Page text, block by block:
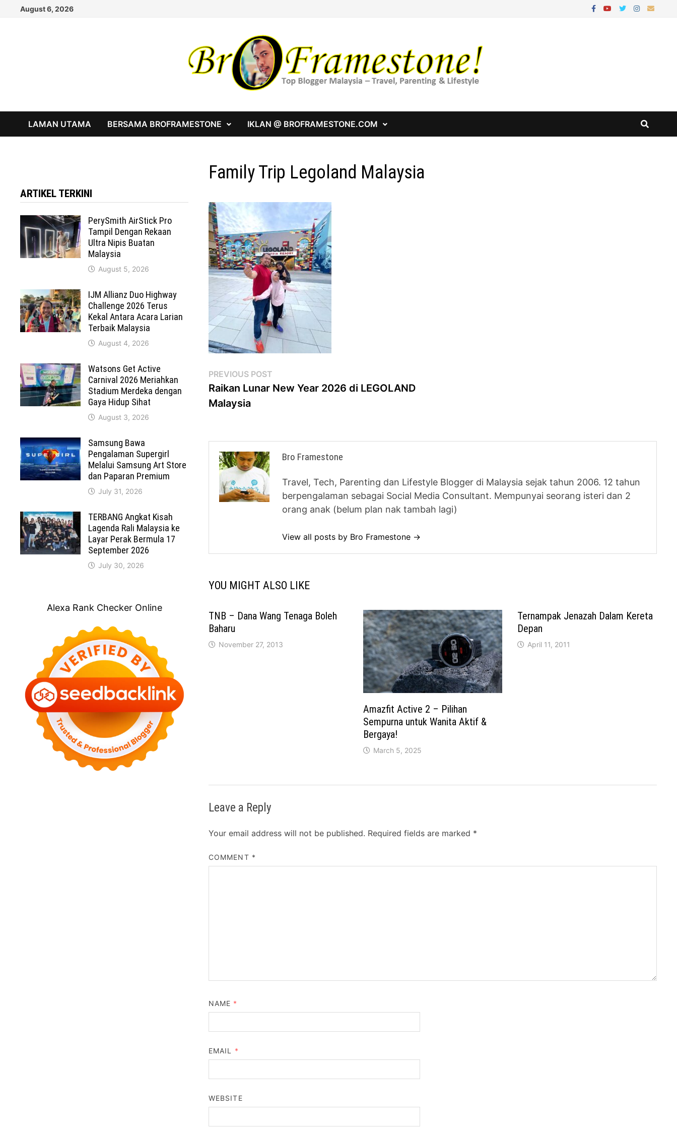
August 6, 2026
LAMAN UTAMA BERSAMA BROFRAMESTONE IKLAN @ BROFRAMESTONE.COM
Family Trip Legoland Malaysia
Post
navigation
PREVIOUS POST
post:
Raikan Lunar New Year 2026 di LEGOLAND
Malaysia
Bro Framestone
Travel, Tech, Parenting dan Lifestyle Blogger di Malaysia sejak tahun 2006. 12 tahun
berpengalaman sebagai Social Media Consultant. Mempunyai seorang isteri dan 2
orang anak (belum plan nak tambah lagi)
View all posts by Bro Framestone →
YOU MIGHT ALSO LIKE
TNB – Dana Wang Tenaga Boleh
Baharu
November 27, 2013
Amazfit Active 2 – Pilihan
Sempurna untuk Wanita Aktif &
Bergaya!
March 5, 2025
Ternampak Jenazah Dalam Kereta
Depan
April 11, 2011
Leave a Reply
Your email address will not be published. Required fields are marked *
COMMENT *
NAME *
EMAIL *
WEBSITE
ARTIKEL TERKINI
PerySmith AirStick Pro
Tampil Dengan Rekaan
Ultra Nipis Buatan
Malaysia
August 5, 2026
IJM Allianz Duo Highway
Challenge 2026 Terus
Kekal Antara Acara Larian
Terbaik Malaysia
August 4, 2026
Watsons Get Active
Carnival 2026 Meriahkan
Stadium Merdeka dengan
Gaya Hidup Sihat
August 3, 2026
Samsung Bawa
Pengalaman Supergirl
Melalui Samsung Art Store
dan Paparan Premium
July 31, 2026
TERBANG Angkat Kisah
Lagenda Rali Malaysia ke
Layar Perak Bermula 17
September 2026
July 30, 2026
Alexa Rank Checker Online